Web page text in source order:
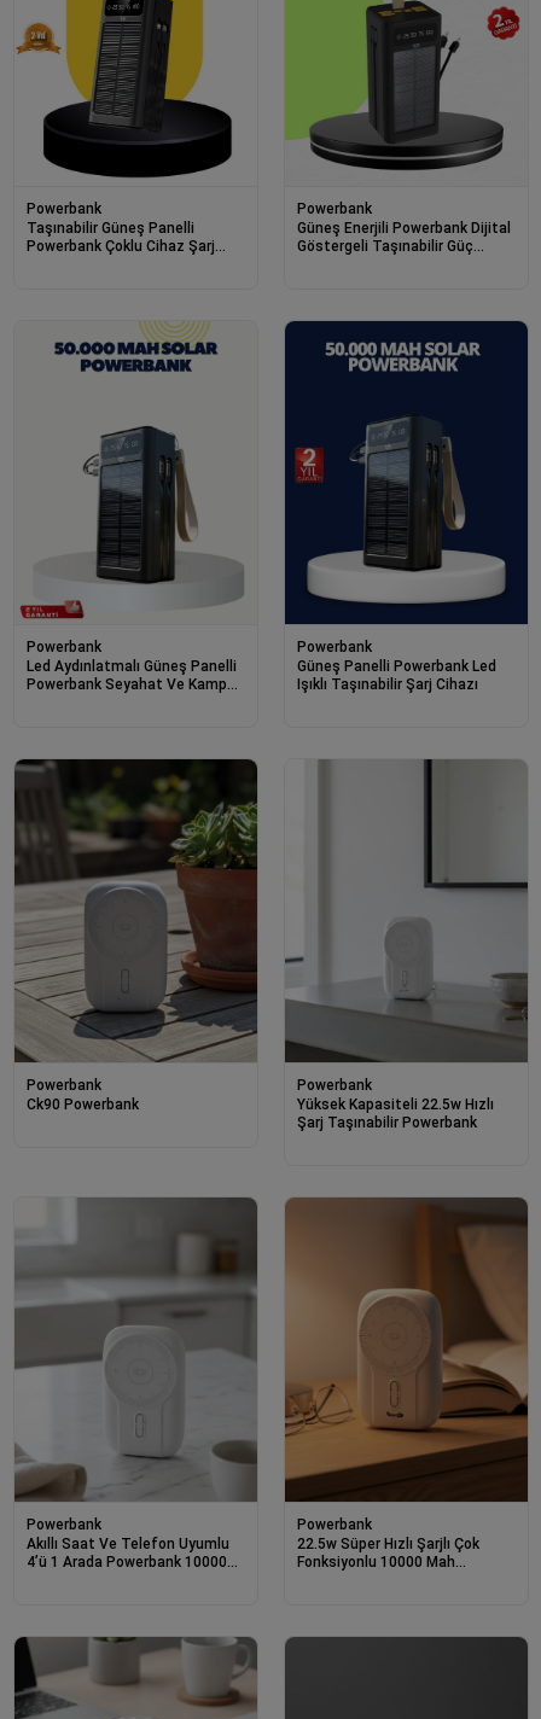
Powerbank
Taşınabilir Güneş Panelli
Powerbank Çoklu Cihaz Şarj
Powerbank
Güneş Enerjili Powerbank Dijital
Göstergeli Taşınabilir Güç
Powerbank
Led Aydınlatmalı Güneş Panelli
Powerbank Seyahat Ve Kamp
Powerbank
Güneş Panelli Powerbank Led
Işıklı Taşınabilir Şarj Cihazı
Powerbank
Ck90 Powerbank
Powerbank
Yüksek Kapasiteli 22.5w Hızlı
Şarj Taşınabilir Powerbank
Powerbank
Akıllı Saat Ve Telefon Uyumlu
4’ü 1 Arada Powerbank 10000
Powerbank
22.5w Süper Hızlı Şarjlı Çok
Fonksiyonlu 10000 Mah